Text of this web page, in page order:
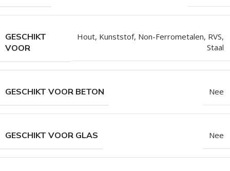
GESCHIKT
VOOR
Hout, Kunststof, Non-Ferrometalen, RVS,
Staal
GESCHIKT VOOR BETON Nee
GESCHIKT VOOR GLAS Nee